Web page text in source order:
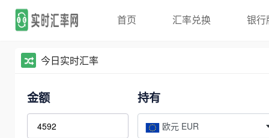
首页 汇率兑换 银行
今日实时汇率
金额 持有
欧元 EUR